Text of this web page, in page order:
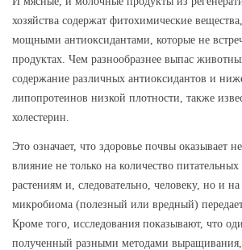
хозяйства содержат фитохимические
мощными антиоксидантами, которые не
продуктах. Чем разнообразнее выпас
содержание различных антиоксидантов и
липопротеинов низкой плотности, также
холестерин.
Это означает, что здоровье почвы оказывает
влияние не только на количество
растениям и, следовательно, человеку, но и
микробиома (полезный или вредный)
Кроме того, исследования показывают, что
полученный разными методами